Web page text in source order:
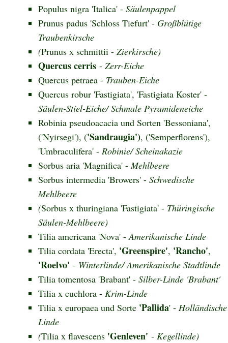
Populus nigra 'Italica' - Säulenpappel
Prunus padus 'Schloss Tiefurt' - Großblütige
Traubenkirsche
(Prunus x schmittii - Zierkirsche)
Quercus cerris - Zerr-Eiche
Quercus petraea - Trauben-Eiche
Quercus robur 'Fastigiata', 'Fastigiata Koster' -
Säulen-Stiel-Eiche/ Schmale Pyramideneiche
Robinia pseudoacacia und Sorten 'Bessoniana',
('Nyirsegi'), ('Sandraugia'), ('Semperflorens'),
'Umbraculifera' - Robinie/ Scheinakazie
Sorbus aria 'Magnifica' -Mehlbeere
Sorbus intermedia 'Browers' - Schwedische
Mehlbeere
(Sorbus x thuringiana 'Fastigiata' - Thüringische
Säulen-Mehlbeere)
Tilia americana 'Nova' -Amerikanische Linde
Tilia cordata 'Erecta', 'Greenspire', 'Rancho',
'Roelvo' - Winterlinde/ Amerikanische Stadtlinde
Tilia tomentosa 'Brabant' - Silber-Linde 'Brabant'
Tilia x euchlora - Krim-Linde
Tilia x europaea und Sorte 'Pallida' - Holländische
Linde
(Tilia x flavescens 'Genleven' - Kegellinde)